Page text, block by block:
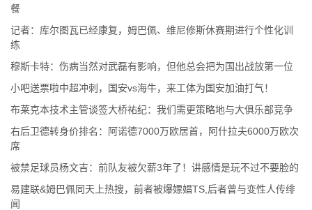
餐
记者：库尔图瓦已经康复，姆巴佩、维尼修斯休赛期进行个性化训
练
穆斯卡特：伤病当然对武磊有影响，但他总会把为国出战放第一位
小吧送票啦中超冲刺，国安vs海牛，来工体为国安加油打气！
布莱克本技术主管谈签大桥祐纪：我们需更策略地与大俱乐部竞争
右后卫德转身价排名：阿诺德7000万欧居首，阿什拉夫6000万欧次
席
被禁足球员杨文吉：前队友被欠薪3年了！讲感情是玩不过不要脸的
易建联&姆巴佩同天上热搜，前者被爆嫖娼TS,后者曾与变性人传绯
闻